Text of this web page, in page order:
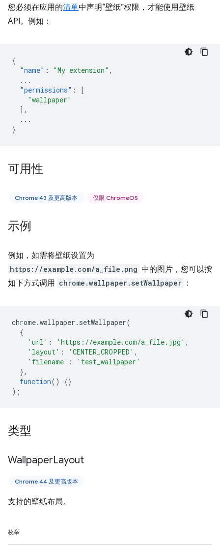
您必须在应用的清单中声明“壁纸”权限，才能使用壁纸
API。例如：
{
"name" : "My extension" ,
...
"permissions" :
[
"wallpaper"
],
...
}
可用性
Chrome 43 及更高版本 仅限 ChromeOS
示例
例如，如需将壁纸设置为
https://example.com/a_file.png 中的图片，您可以按
如下方式调用 chrome.wallpaper.setWallpaper ：
chrome.wallpaper . setWallpaper(
{
'url' : 'https://example.com/a_file.jpg' ,
'layout' : 'CENTER_CROPPED' ,
'filename' :
'test_wallpaper'
},
function()
{}
);
类型
WallpaperLayout
Chrome 44 及更高版本
支持的壁纸布局。
枚举